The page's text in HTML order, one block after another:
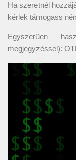
Ha szeretnél
kérlek támogass
Egyszerűen
megjegyzéssel):